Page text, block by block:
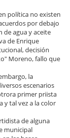
política no existen
por debajo
de agua y aceite
de Enrique
decisión
Moreno, fallo que
la
escenarios
primer priista
y tal vez a la color
de alguna
municipal